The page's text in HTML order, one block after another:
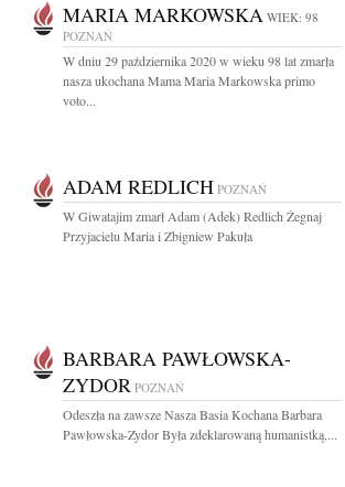
MARIA MARKOWSKA WIEK: 98
POZNAŃ
W dniu 29 października 2020 w wieku 98 lat zmarła
nasza ukochana Mama Maria Markowska primo
voto...
ADAM REDLICH POZNAŃ
W Giwatajim zmarł Adam (Adek) Redlich Żegnaj
Przyjacielu Maria i Zbigniew Pakuła
BARBARA PAWŁOWSKA-
ZYDOR POZNAŃ
Odeszła na zawsze Nasza Basia Kochana Barbara
Pawłowska-Zydor Była zdeklarowaną humanistką,...